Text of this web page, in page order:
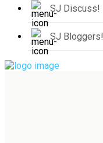
SJ Discuss!
SJ Bloggers!